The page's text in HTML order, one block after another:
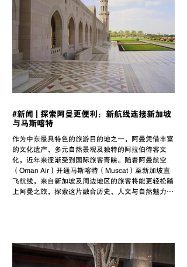
#新闻 | 探索阿曼更便利：新航线连接新加坡
与马斯喀特
作为中东最具特色的旅游目的地之一，阿曼凭借丰富
的文化遗产、多元自然景观及独特的阿拉伯待客文
化，近年来逐渐受到国际旅客青睐。随着阿曼航空
（Oman Air）开通马斯喀特（Muscat）至新加坡直
飞航线，来自新加坡及周边地区的旅客将能更轻松踏
上阿曼之旅，探索这片融合历史、人文与自然魅力的